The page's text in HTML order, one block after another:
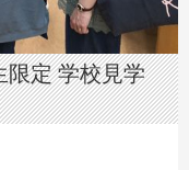
定 学校見学